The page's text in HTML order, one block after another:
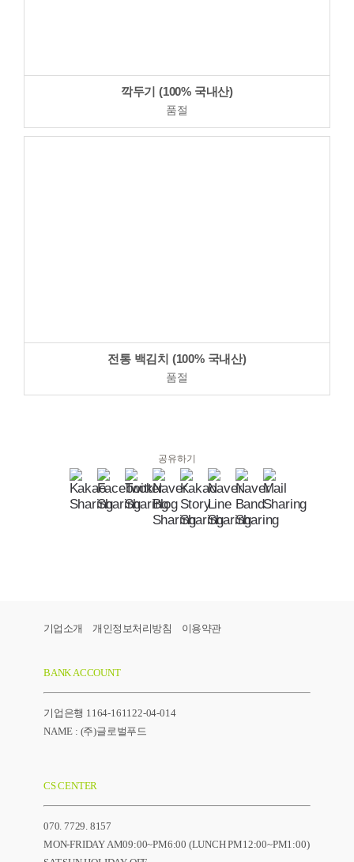
깍두기 (100% 국내산)
품절
전통 백김치 (100% 국내산)
품절
공유하기
기업소개 개인정보처리방침 이용약관
BANK ACCOUNT
기업은행 1164-161122-04-014
NAME : (주)글로벌푸드
CS CENTER
070. 7729. 8157
MON-FRIDAY AM09:00~PM6:00 (LUNCH PM12:00~PM1:00)